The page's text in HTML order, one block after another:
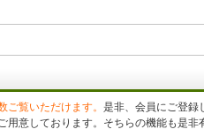
覧いただけます。 是非、会員にご登録
意しております。そちらの機能も是非